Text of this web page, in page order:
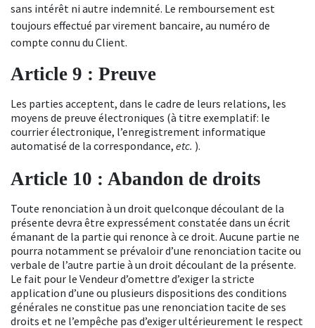
sans intérêt ni autre indemnité. Le remboursement est
toujours effectué par virement bancaire, au numéro de
compte connu du Client.
Article 9 : Preuve
Les parties acceptent, dans le cadre de leurs relations, les
moyens de preuve électroniques (à titre exemplatif: le
courrier électronique, l’enregistrement informatique
automatisé de la correspondance, etc. ).
Article 10 : Abandon de droits
Toute renonciation à un droit quelconque découlant de la
présente devra être expressément constatée dans un écrit
émanant de la partie qui renonce à ce droit. Aucune partie ne
pourra notamment se prévaloir d’une renonciation tacite ou
verbale de l’autre partie à un droit découlant de la présente.
Le fait pour le Vendeur d’omettre d’exiger la stricte
application d’une ou plusieurs dispositions des conditions
générales ne constitue pas une renonciation tacite de ses
droits et ne l’empêche pas d’exiger ultérieurement le respect